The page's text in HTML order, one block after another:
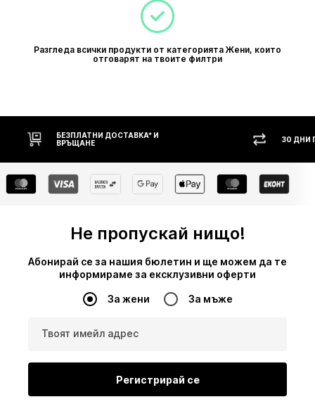
Разгледа всички продукти от категорията Жени, които
отговарят на твоите филтри
БЕЗПЛАТНИ ДОСТАВКА* И
ВРЪЩАНЕ
30 ДНИ
Не пропускай нищо!
Абонирай се за нашия бюлетин и ще можем да те
информираме за ексклузивни оферти
За жени За мъже
Твоят имейл адрес
Регистрирай се